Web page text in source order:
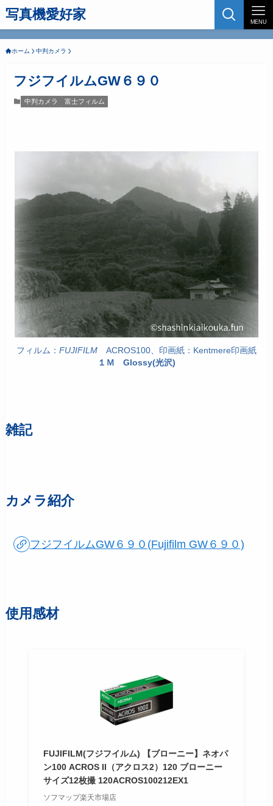
写真機愛好家 MENU
ホーム 中判カメラ
フジフイルムGW６９０
中判カメラ 富士フィルム
フィルム： FUJIFILM ACROS100、印画紙：Kentmere印画紙
１Ｍ Glossy(光沢)
雑記
カメラ紹介
フジフイルムGW６９０(Fujifilm GW６９０)
使用感材
FUJIFILM(フジフイルム) 【ブローニー】ネオパ
ン100 ACROS II（アクロス2）120 ブローニー
サイズ12枚撮 120ACROS100212EX1
ソフマップ楽天市場店